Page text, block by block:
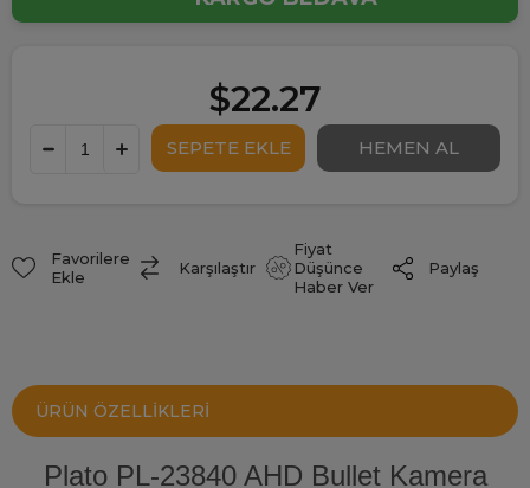
$22.27
Favorilere
Ekle
Karşılaştır
Fiyat
Düşünce
Haber Ver
Paylaş
ÜRÜN ÖZELLIKLERI
Plato PL-23840 AHD Bullet Kamera